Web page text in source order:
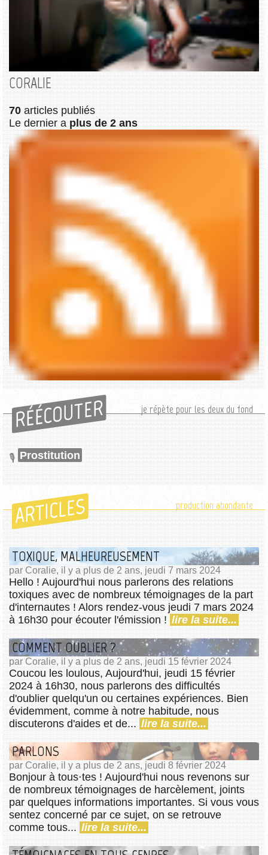
CORALIE
70 articles publiés
Le dernier a plus de 2 ans
RÉÉCOUTER je répète pour les deux du fond
Prostitution
ARTICLES production abondante
TOXIQUE, MALHEUREUSEMENT
par Coralie, il y a plus de 2 ans, jeudi 7 mars 2024
Hello ! Aujourd'hui nous parlerons des relations
toxiques avec de nombreux témoignages de la part
d'internautes ! Alors rendez-vous jeudi 7 mars 2024
à 16h30 pour écouter l'émission ! lire la suite...
COMMENT OUBLIER ?
par Coralie, il y a plus de 2 ans, jeudi 15 février 2024
Coucou les loulous, Aujourd'hui, jeudi 15 février
2024 à 16h30, nous parlerons des difficultés
d'oublier quelqu'un ou certaines expériences. Bien
évidemment, comme à notre habitude, nous
discuterons d'aides et de... lire la suite...
PARLONS
par Coralie, il y a plus de 2 ans, jeudi 8 février 2024
Bonjour à tous⋅tes ! Aujourd'hui nous revenons sur
de nombreux témoignages de harcèlement, joints
par quelques informations importantes. Si vous vous
sentez concerné par ce sujet, on se retrouve
comme tous... lire la suite...